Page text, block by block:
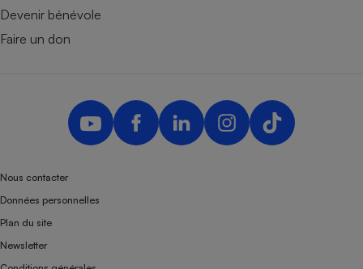
Devenir bénévole
Faire un don
Nous contacter
Données personnelles
Plan du site
Newsletter